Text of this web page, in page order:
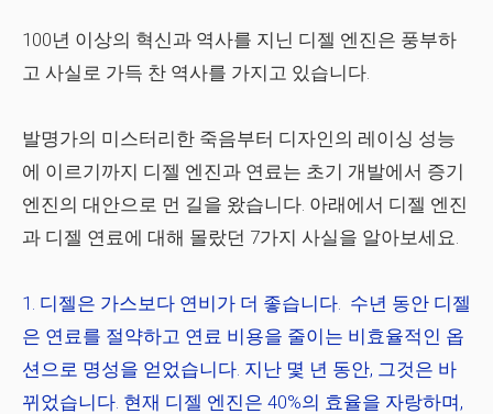
100년 이상의 혁신과 역사를 지닌 디젤 엔진은 풍부하
고 사실로 가득 찬 역사를 가지고 있습니다.
발명가의 미스터리한 죽음부터 디자인의 레이싱 성능
에 이르기까지 디젤 엔진과 연료는 초기 개발에서 증기
엔진의 대안으로 먼 길을 왔습니다. 아래에서 디젤 엔진
과 디젤 연료에 대해 몰랐던 7가지 사실을 알아보세요.
디젤은 가스보다 연비가 더 좋습니다. 수년 동안 디젤
은 연료를 절약하고 연료 비용을 줄이는 비효율적인 옵
션으로 명성을 얻었습니다. 지난 몇 년 동안, 그것은 바
뀌었습니다. 현재 디젤 엔진은 40%의 효율을 자랑하며,